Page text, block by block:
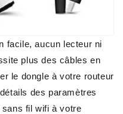
facile, aucun lecteur ni
plus des câbles en
le dongle à votre routeur
des paramètres
fil wifi à votre